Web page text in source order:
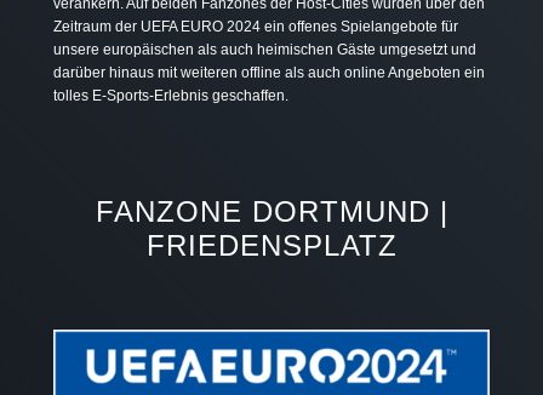
verankern. Auf beiden Fanzones der Host-Cities wurden über den
Zeitraum der UEFA EURO 2024 ein offenes Spielangebote für
unsere europäischen als auch heimischen Gäste umgesetzt und
darüber hinaus mit weiteren offline als auch online Angeboten ein
tolles E-Sports-Erlebnis geschaffen.
FANZONE DORTMUND |
FRIEDENSPLATZ